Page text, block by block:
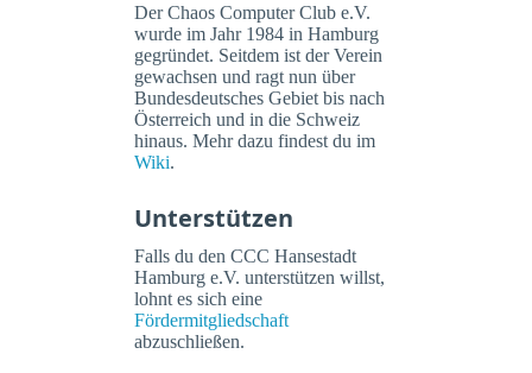
Der Chaos Computer Club e.V.
wurde im Jahr 1984 in Hamburg
gegründet. Seitdem ist der Verein
gewachsen und ragt nun über
Bundesdeutsches Gebiet bis nach
Österreich und in die Schweiz
hinaus. Mehr dazu findest du im
Wiki.
Unterstützen
Falls du den CCC Hansestadt
Hamburg e.V. unterstützen willst,
lohnt es sich eine
Fördermitgliedschaft
abzuschließen.